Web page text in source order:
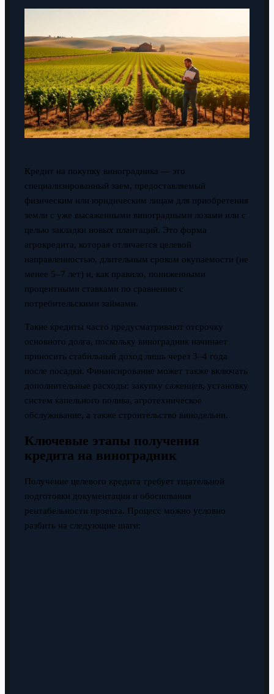
Кредит на покупку виноградника — это
специализированный заем, предоставляемый
физическим или юридическим лицам для приобретения
земли с уже высаженными виноградными лозами или с
целью закладки новых плантаций. Это форма
агрокредита, которая отличается целевой
направленностью, длительным сроком окупаемости (не
менее 5–7 лет) и, как правило, пониженными
процентными ставками по сравнению с
потребительскими займами.
Такие кредиты часто предусматривают отсрочку
основного долга, поскольку виноградник начинает
приносить стабильный доход лишь через 3–4 года
после посадки. Финансирование может также включать
дополнительные расходы: закупку саженцев, установку
систем капельного полива, агротехническое
обслуживание, а также строительство винодельни.
Ключевые этапы получения
кредита на виноградник
Получение целевого кредита требует тщательной
подготовки документации и обоснования
рентабельности проекта. Процесс можно условно
разбить на следующие шаги: